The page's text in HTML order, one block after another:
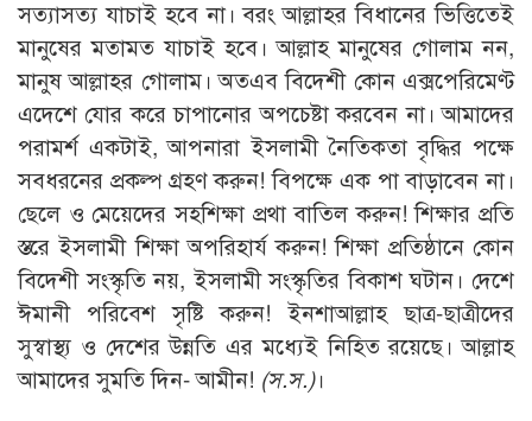
সত্যাসত্য যাচাই হবে না। বরং আল্লাহর বিধানের ভিত্তিতেই
মানুষের মতামত যাচাই হবে। আল্লাহ মানুষের গোলাম নন,
মানুষ আল্লাহর গোলাম। অতএব বিদেশী কোন এক্সপেরিমেণ্ট
এদেশে যোর করে চাপানোর অপচেষ্টা করবেন না। আমাদের
পরামর্শ একটাই, আপনারা ইসলামী নৈতিকতা বৃদ্ধির পক্ষে
সবধরনের প্রকল্প গ্রহণ করুন! বিপক্ষে এক পা বাড়াবেন না।
ছেলে ও মেয়েদের সহশিক্ষা প্রথা বাতিল করুন! শিক্ষার প্রতি
স্তরে ইসলামী শিক্ষা অপরিহার্য করুন! শিক্ষা প্রতিষ্ঠানে কোন
বিদেশী সংস্কৃতি নয়, ইসলামী সংস্কৃতির বিকাশ ঘটান। দেশে
ঈমানী পরিবেশ সৃষ্টি করুন! ইনশাআল্লাহ ছাত্র-ছাত্রীদের
সুস্বাস্থ্য ও দেশের উন্নতি এর মধ্যেই নিহিত রয়েছে। আল্লাহ
আমাদের সুমতি দিন- আমীন! (স.স.)।